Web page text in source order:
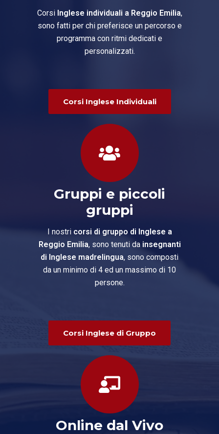
Corsi Inglese individuali a Reggio Emilia,
sono fatti per chi preferisce un percorso e
programma con ritmi dedicati e
personalizzati.
Corsi Inglese Individuali
Gruppi e piccoli
gruppi
I nostri corsi di gruppo di Inglese a
Reggio Emilia, sono tenuti da insegnanti
di Inglese madrelingua, sono composti
da un minimo di 4 ed un massimo di 10
persone.
Corsi Inglese di Gruppo
Online dal Vivo